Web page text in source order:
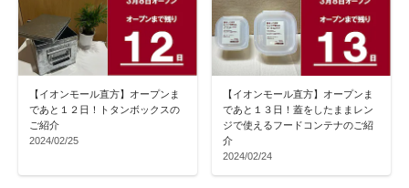
【イオンモール直方】オープンま
であと１２日！トタンボックスの
ご紹介
2024/02/25
【イオンモール直方】オープンま
であと１３日！蓋をしたままレン
ジで使えるフードコンテナのご紹
介
2024/02/24